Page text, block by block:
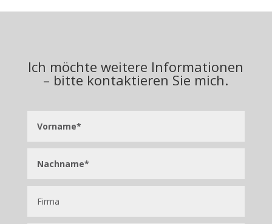
Ich möchte weitere Informationen
– bitte kontaktieren Sie mich.